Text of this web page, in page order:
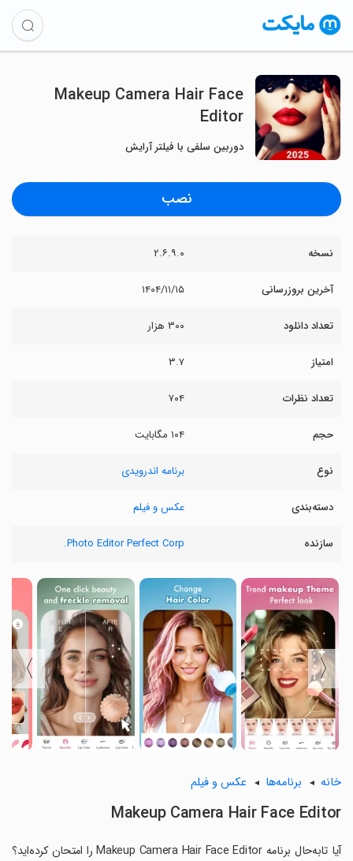
Makeup Camera Hair Face
Editor
دوربین سلفی با فیلتر آرایش
نصب
نسخه ۲.۶.۹.۰
آخرین بروزرسانی ۱۴۰۴/۱۱/۱۵
تعداد دانلود ۳۰۰ هزار
امتیاز ۳.۷
تعداد نظرات ۷۰۴
حجم ۱۰۴ مگابایت
نوع برنامه اندرویدی
دسته‌بندی عکس و فیلم
سازنده Photo Editor Perfect Corp.
〈
〉
خانه برنامه‌ها عکس و فیلم
Makeup Camera Hair Face Editor
آیا تابه‌حال برنامه Makeup Camera Hair Face Editor را امتحان کرده‌اید؟